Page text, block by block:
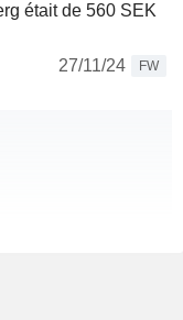
était de 560 SEK
27/11/24
FW